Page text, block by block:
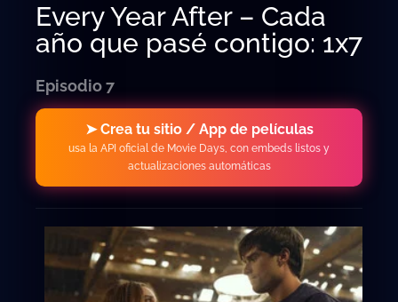
Every Year After – Cada
año que pasé contigo: 1x7
Episodio 7
➤ Crea tu sitio / App de películas
usa la API oficial de Movie Days, con embeds listos y
actualizaciones automáticas